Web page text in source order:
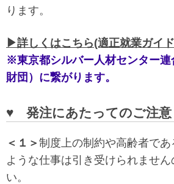
ります。
▶詳しくはこちら(適正就業ガイ
※東京都シルバー人材センター連
財団） に繋がります。
♥ 発注にあたってのご注意
＜１＞制度上の制約や高齢者で
ような仕事は引き受けられません
い。